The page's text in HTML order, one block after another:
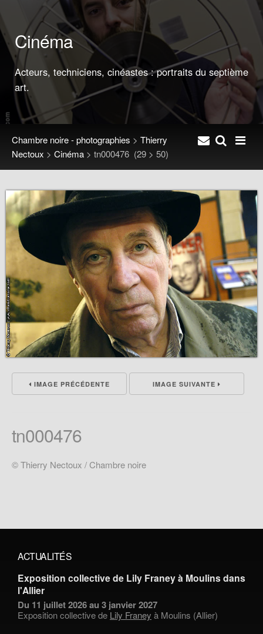
Cinéma
Acteurs, techniciens, cinéastes : portraits du septième
art.
Chambre noire - photographies > Thierry
Nectoux > Cinéma > tn000476 (29 > 50)
IMAGE PRÉCÉDENTE IMAGE SUIVANTE
tn000476
© Thierry Nectoux / Chambre noire
ACTUALITÉS
Exposition collective de Lily Franey à Moulins dans
l'Allier
Du 11 juillet 2026 au 3 janvier 2027
Exposition collective de Lily Franey à Moulins (Allier)